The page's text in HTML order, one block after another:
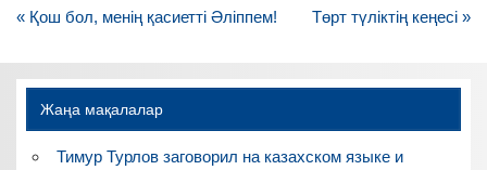
Навигация
записям
« Қош бол, менің қасиетті Әліппем! Төрт түліктің кеңесі »
Жаңа мақалалар
Тимур Турлов заговорил на казахском языке и